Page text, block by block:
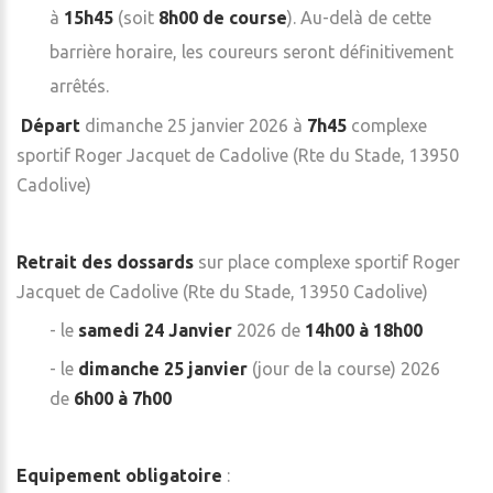
à 15h45 (soit 8h00 de course). Au-delà de cette
barrière horaire, les coureurs seront définitivement
arrêtés.
Départ dimanche 25 janvier 2026 à 7h45 complexe
sportif Roger Jacquet de Cadolive (Rte du Stade, 13950
Cadolive)
Retrait des dossards sur place complexe sportif Roger
Jacquet de Cadolive (Rte du Stade, 13950 Cadolive)
- le samedi 24 Janvier 2026 de 14h00 à 18h00
- le dimanche 25 janvier (jour de la course) 2026
de 6h00 à 7h00
Equipement obligatoire :